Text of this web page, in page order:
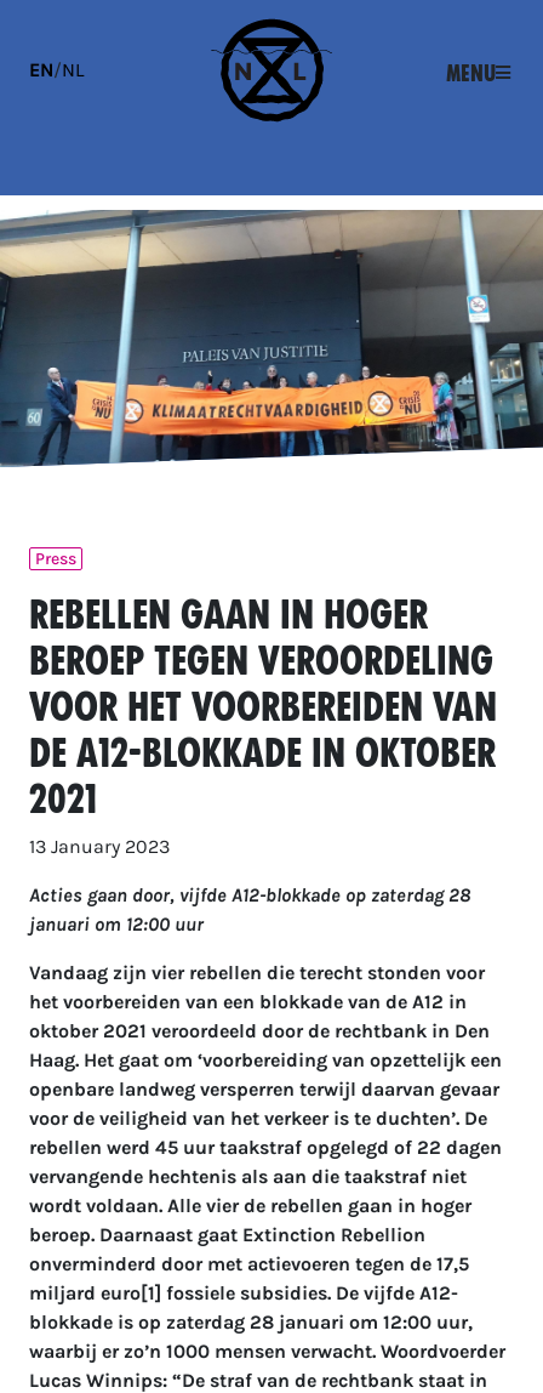
EN/NL Menu
Press
Rebellen gaan in hoger
beroep tegen veroordeling
voor het voorbereiden van
de A12-blokkade in oktober
2021
13 January 2023
Acties gaan door, vijfde A12-blokkade op zaterdag 28
januari om 12:00 uur
Vandaag zijn vier rebellen die terecht stonden voor
het voorbereiden van een blokkade van de A12 in
oktober 2021 veroordeeld door de rechtbank in Den
Haag. Het gaat om ‘voorbereiding van opzettelijk een
openbare landweg versperren terwijl daarvan gevaar
voor de veiligheid van het verkeer is te duchten’. De
rebellen werd 45 uur taakstraf opgelegd of 22 dagen
vervangende hechtenis als aan die taakstraf niet
wordt voldaan. Alle vier de rebellen gaan in hoger
beroep. Daarnaast gaat Extinction Rebellion
onverminderd door met actievoeren tegen de 17,5
miljard euro[1] fossiele subsidies. De vijfde A12-
blokkade is op zaterdag 28 januari om 12:00 uur,
waarbij er zo’n 1000 mensen verwacht. Woordvoerder
Lucas Winnips: “De straf van de rechtbank staat in